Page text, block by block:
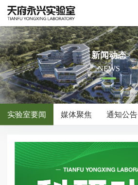
新闻动态
NEWS
实验室要闻 媒体聚焦 通知公告